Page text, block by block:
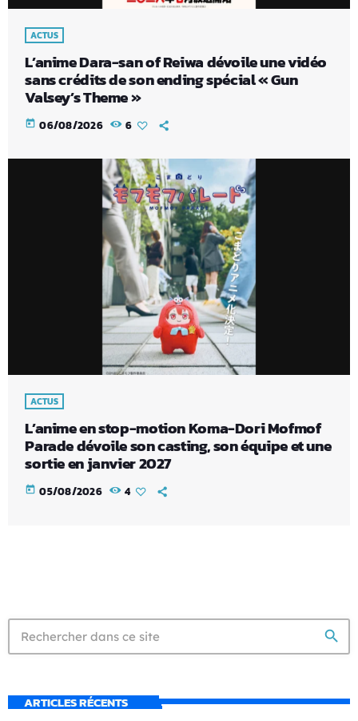
ACTUS
L’anime Dara-san of Reiwa dévoile une vidéo
sans crédits de son ending spécial « Gun
Valsey’s Theme »
today 06/08/2026 6
ACTUS
L’anime en stop-motion Koma-Dori Mofmof
Parade dévoile son casting, son équipe et une
sortie en janvier 2027
today 05/08/2026 4
search
ARTICLES RÉCENTS